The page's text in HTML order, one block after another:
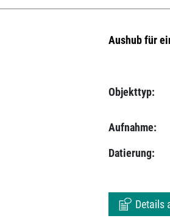
Aushub für
Objekttyp:
Aufnahme:
Datierung:
Details